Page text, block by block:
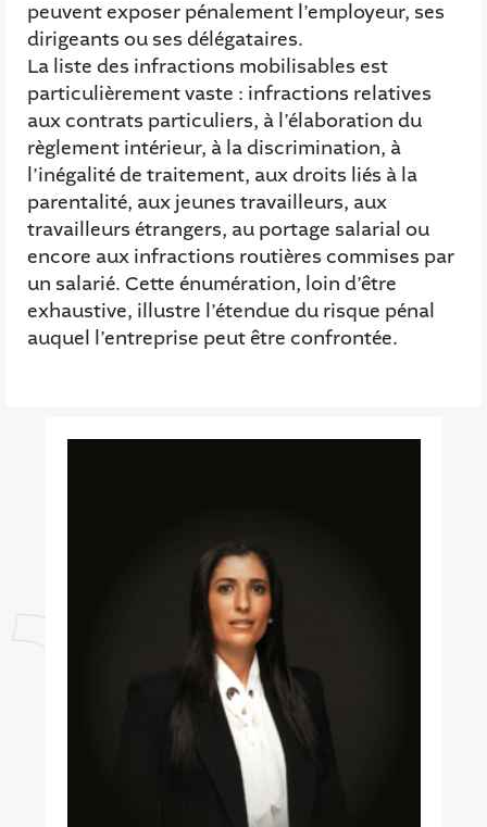
peuvent exposer pénalement l’employeur, ses
dirigeants ou ses délégataires.
La liste des infractions mobilisables est
particulièrement vaste : infractions relatives
aux contrats particuliers, à l’élaboration du
règlement intérieur, à la discrimination, à
l’inégalité de traitement, aux droits liés à la
parentalité, aux jeunes travailleurs, aux
travailleurs étrangers, au portage salarial ou
encore aux infractions routières commises par
un salarié. Cette énumération, loin d’être
exhaustive, illustre l’étendue du risque pénal
auquel l’entreprise peut être confrontée.